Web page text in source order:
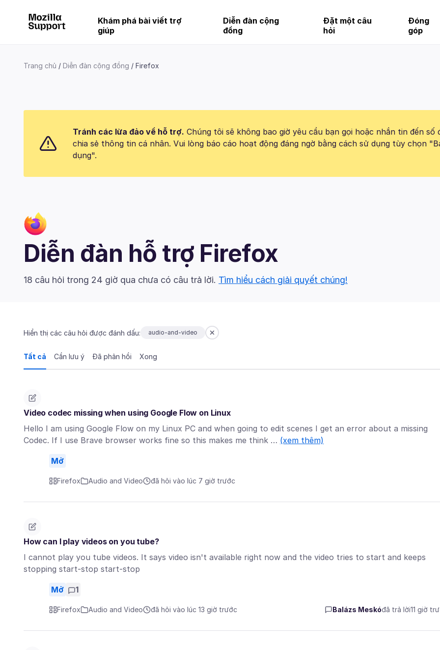
Khám phá bài viết trợ
giúp
Diễn đàn cộng
đồng
Đặt một câu
hỏi
Đóng
góp
Trang chủ Diễn đàn cộng đồng Firefox
Tránh các lừa đảo về hỗ trợ. Chúng tôi sẽ không bao giờ yêu cầu bạn gọi hoặc nhắn tin đến số
chia sẻ thông tin cá nhân. Vui lòng báo cáo hoạt động đáng ngờ bằng cách sử dụng tùy chọn
dụng".
Diễn đàn hỗ trợ Firefox
18 câu hỏi trong 24 giờ qua chưa có câu trả lời. Tìm hiểu cách giải quyết chúng!
Hiển thị các câu hỏi được đánh dấu: audio-and-video
Tất cả Cần lưu ý Đã phản hồi Xong
Video codec missing when using Google Flow on Linux
Hello I am using Google Flow on my Linux PC and when going to edit scenes I get an error about a missing
Codec. If I use Brave browser works fine so this makes me think … (xem thêm)
Mở
Firefox Audio and Video đã hỏi vào lúc 7 giờ trước
How can I play videos on you tube?
I cannot play you tube videos. It says video isn't available right now and the video tries to start and keeps
stopping start-stop start-stop
Mở 1
Firefox Audio and Video đã hỏi vào lúc 13 giờ trước Balázs Meskóđã trả lời11 giờ